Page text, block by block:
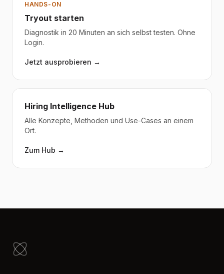
HANDS-ON
Tryout starten
Diagnostik in 20 Minuten an sich selbst testen. Ohne
Login.
Jetzt ausprobieren →
Hiring Intelligence Hub
Alle Konzepte, Methoden und Use-Cases an einem
Ort.
Zum Hub →